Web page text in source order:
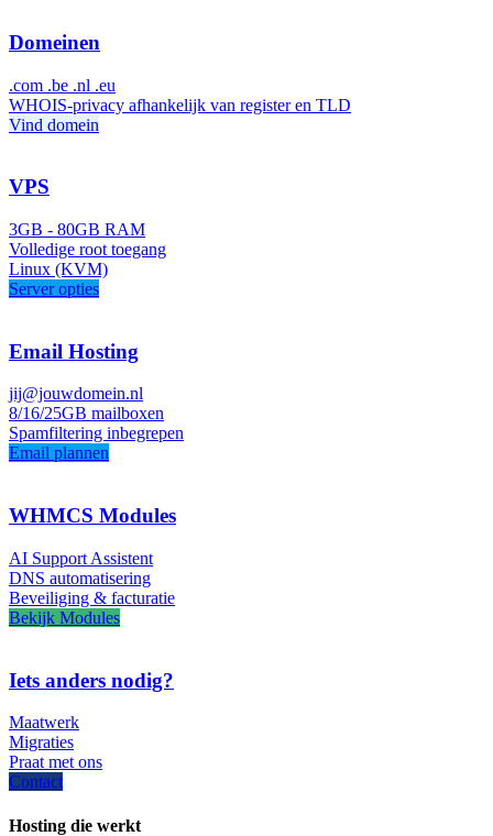
Domeinen
.com .be .nl .eu
WHOIS-privacy afhankelijk van register en TLD
Vind domein
VPS
3GB - 80GB RAM
Volledige root toegang
Linux (KVM)
Server opties
Email Hosting
jij@jouwdomein.nl
8/16/25GB mailboxen
Spamfiltering inbegrepen
Email plannen
WHMCS Modules
AI Support Assistent
DNS automatisering
Beveiliging & facturatie
Bekijk Modules
Iets anders nodig?
Maatwerk
Migraties
Praat met ons
Contact
Hosting die werkt